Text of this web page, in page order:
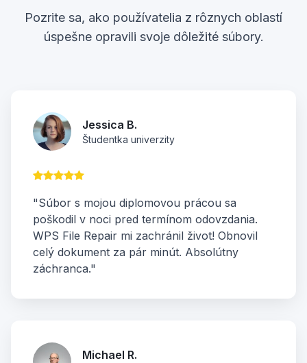
Pozrite sa, ako používatelia z rôznych oblastí
úspešne opravili svoje dôležité súbory.
Jessica B.
Študentka univerzity
"Súbor s mojou diplomovou prácou sa
poškodil v noci pred termínom odovzdania.
WPS File Repair mi zachránil život! Obnovil
celý dokument za pár minút. Absolútny
záchranca."
Michael R.